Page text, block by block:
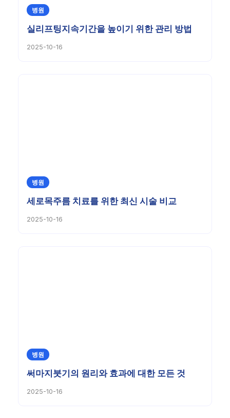
병원
실리프팅지속기간을 높이기 위한 관리 방법
2025-10-16
병원
세로목주름 치료를 위한 최신 시술 비교
2025-10-16
병원
써마지붓기의 원리와 효과에 대한 모든 것
2025-10-16